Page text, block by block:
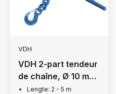
VDH
VDH 2-part tendeur
de chaîne, Ø 10 mm
- G100
Lengte: 2 - 5 m